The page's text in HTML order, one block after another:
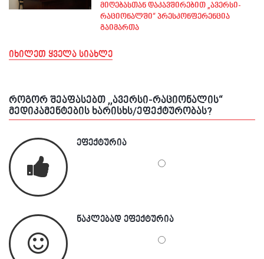
მიღებასთან დაკავშირებით „ავერსი-
რაციონალში“ პრესკონფერენცია
გაიმართა
იხილეთ ყველა სიახლე
როგორ შეაფასებთ ,,ავერსი-რაციონალის“
მედიკამენტების ხარისხს/ეფექტურობას?
ეფექტურია
ნაკლებად ეფექტურია